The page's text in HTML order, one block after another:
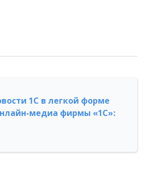
1С в легкой форме
медиа фирмы «1С»: